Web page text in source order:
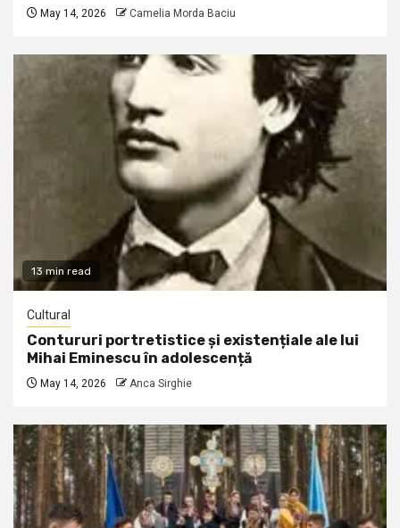
May 14, 2026 Camelia Morda Baciu
13 min read
Cultural
Contururi portretistice și existențiale ale lui
Mihai Eminescu în adolescență
May 14, 2026 Anca Sirghie